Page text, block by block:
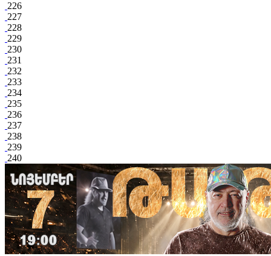
226
227
228
229
230
231
232
233
234
235
236
237
238
239
240